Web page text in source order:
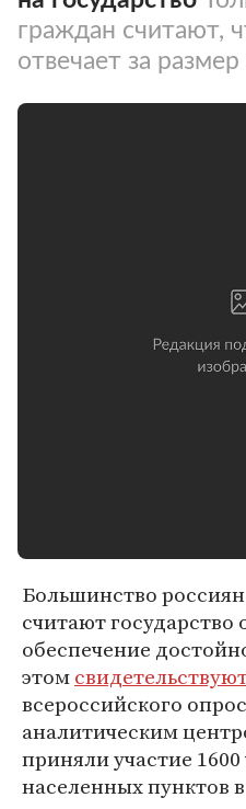
граждан считают,
отвечает за
Большинство
считают государство
обеспечение
этом
всероссийского
аналитическим
приняли участие 1600
населенных пунктов